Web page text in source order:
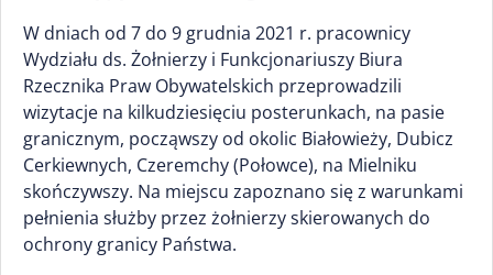
W dniach od 7 do 9 grudnia 2021 r. pracownicy
Wydziału ds. Żołnierzy i Funkcjonariuszy Biura
Rzecznika Praw Obywatelskich przeprowadzili
wizytacje na kilkudziesięciu posterunkach, na pasie
granicznym, począwszy od okolic Białowieży, Dubicz
Cerkiewnych, Czeremchy (Połowce), na Mielniku
skończywszy. Na miejscu zapoznano się z warunkami
pełnienia służby przez żołnierzy skierowanych do
ochrony granicy Państwa.